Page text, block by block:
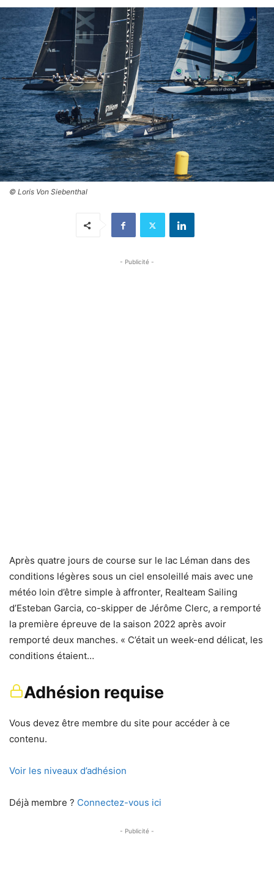
© Loris Von Siebenthal
- Publicité -
Après quatre jours de course sur le lac Léman dans des
conditions légères sous un ciel ensoleillé mais avec une
météo loin d’être simple à affronter, Realteam Sailing
d’Esteban Garcia, co-skipper de Jérôme Clerc, a remporté
la première épreuve de la saison 2022 après avoir
remporté deux manches. « C’était un week-end délicat, les
conditions étaient…
Adhésion requise
Vous devez être membre du site pour accéder à ce
contenu.
Voir les niveaux d’adhésion
Déjà membre ? Connectez-vous ici
- Publicité -